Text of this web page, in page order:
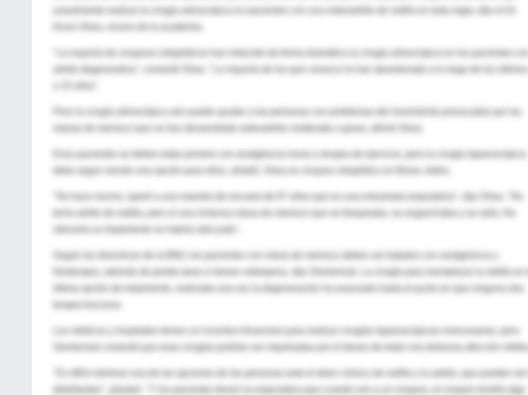
actualmente realizar la cirugía artroscópica en pacientes con una osteoartritis de rodilla en toda regla, dijo el Dr.
"La mayoría de cirujanos ortopédicos han reducido de forma dramática la cirugía artroscópica en los pacientes
artritis degenerativa", comentó Shea. "La mayoría de los que conozco la han abandonado a lo largo de los
Pero la cirugía artroscópica aún puede ayudar a las personas con problemas del movimiento provocados por las
Esos pacientes se deben tratar primero con analgésicos leves y terapia de ejercicio, pero la cirugía laparoscópica
debe seguir siendo una opción para ellos, añadió. Shea es cirujano ortopédico en Boise, Idaho.
"No hace mucho, operé a una maestra de escuela de 67 años que es una entusiasta esquiadora", dijo Shea. "No
tenía artritis de rodilla, pero sí una inmensa rotura de menisco que se bloqueaba, se enganchaba y se salía. No
Según las directrices de la BMJ, los pacientes con rotura de menisco deben ser tratados con analgésicos y
fisioterapia, además de perder peso si tienen sobrepeso, dijo Siemieniuk. La cirugía para reemplazar la rodilla es
última opción de tratamiento, realizada una vez la degeneración ha avanzado hasta el punto en que ninguna otra
terapia funciona.
Los médicos y hospitales tienen un incentivo financiero para realizar cirugías laparoscópicas innecesarias, pero
Siemieniuk comentó que esas cirugías podrían ser impulsadas por el deseo de tratar una dolorosa afección
debilitantes", planteó. "Y los pacientes tienen la expectativa que cuando ven a un cirujano, el cirujano tendrá algo